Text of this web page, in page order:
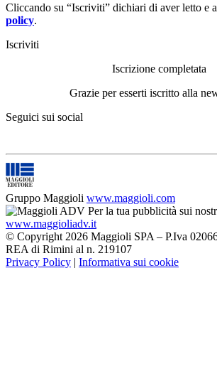
Cliccando su “Iscriviti” dichiari di aver letto e
policy.
Iscriviti
Iscrizione completata
Grazie per esserti iscritto alla
Seguici sui social
Gruppo Maggioli www.maggioli.com
Per la tua pubblicità sui
www.maggioliadv.it
© Copyright 2026 Maggioli SPA – P.Iva
REA di Rimini al n. 219107
Privacy Policy | Informativa sui cookie